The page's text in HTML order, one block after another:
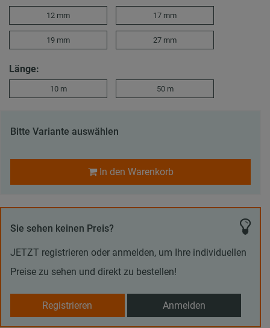
12 mm 17 mm
19 mm 27 mm
Länge:
10 m 50 m
Bitte Variante auswählen
In den Warenkorb
Sie sehen keinen Preis?
JETZT registrieren oder anmelden, um Ihre individuellen
Preise zu sehen und direkt zu bestellen!
Registrieren Anmelden